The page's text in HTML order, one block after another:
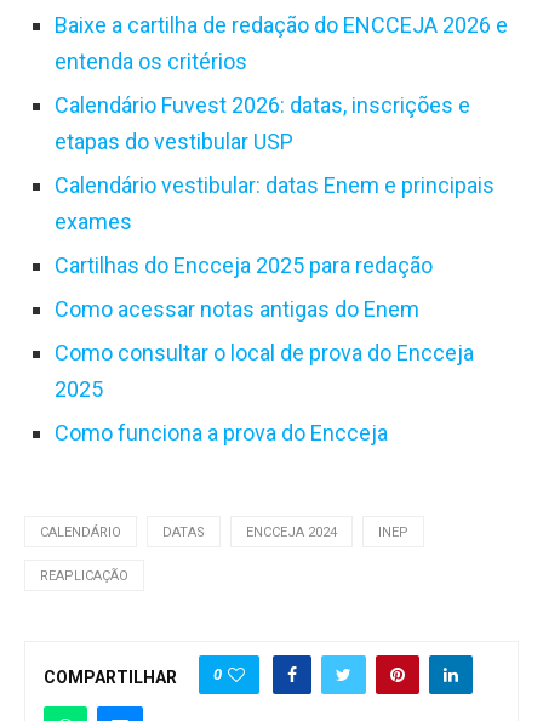
Baixe a cartilha de redação do ENCCEJA 2026 e
entenda os critérios
Calendário Fuvest 2026: datas, inscrições e
etapas do vestibular USP
Calendário vestibular: datas Enem e principais
exames
Cartilhas do Encceja 2025 para redação
Como acessar notas antigas do Enem
Como consultar o local de prova do Encceja
2025
Como funciona a prova do Encceja
CALENDÁRIO DATAS ENCCEJA 2024 INEP
REAPLICAÇÃO
COMPARTILHAR 0